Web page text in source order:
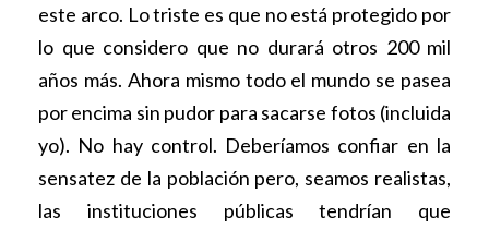
este arco. Lo triste es que no está protegido por
lo que considero que no durará otros 200 mil
años más. Ahora mismo todo el mundo se pasea
por encima sin pudor para sacarse fotos (incluida
yo). No hay control. Deberíamos confiar en la
sensatez de la población pero, seamos realistas,
las instituciones públicas tendrían que